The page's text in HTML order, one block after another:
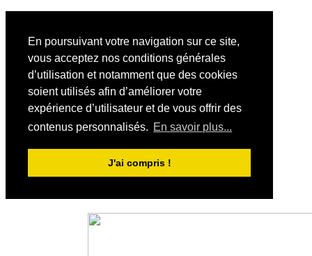
En poursuivant votre navigation sur ce site,
vous acceptez nos conditions générales
d’utilisation et notamment que des cookies
soient utilisés afin d’améliorer votre
expérience d’utilisateur et de vous offrir des
contenus personnalisés. En savoir plus...
J'ai compris !